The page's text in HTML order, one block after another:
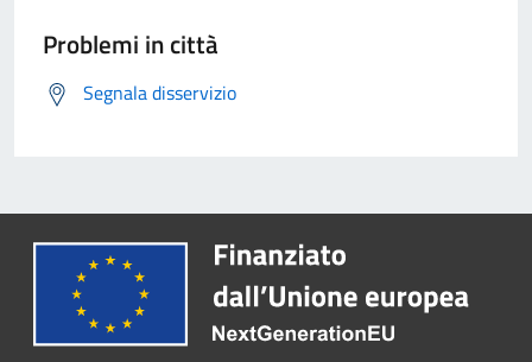
Problemi in città
Segnala disservizio